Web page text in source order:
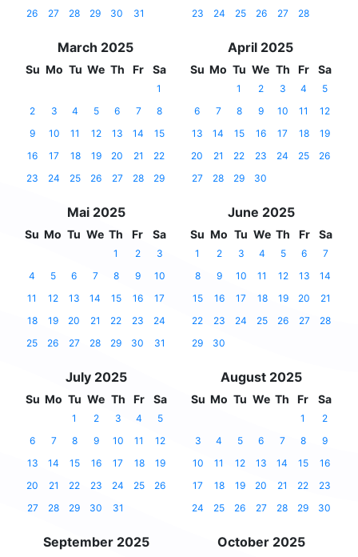
26
27 28 29 30 31
23
24 25 26 27 28
March 2025
Su Mo Tu We Th Fr Sa
1
2
3 4 5 6 7
8
9
10 11 12 13 14
15
16
17 18 19 20 21
22
23
24 25 26 27 28 29
April 2025
Su Mo Tu We Th Fr Sa
1 2 3 4
5
6
7 8 9 10 11
12
13
14 15 16 17 18
19
20
21 22 23 24 25
26
27
28 29 30
Mai 2025
Su Mo Tu We Th Fr Sa
1 2
3
4
5 6 7 8 9
10
11
12 13 14 15 16
17
18
19 20 21 22 23
24
25
26 27 28 29 30 31
June 2025
Su Mo Tu We Th Fr Sa
1 2 3 4 5 6
7
8
9 10 11 12 13
14
15
16 17 18 19 20
21
22
23 24 25 26 27
28
29
30
July 2025
Su Mo Tu We Th Fr Sa
1 2 3 4
5
6
7 8 9 10 11
12
13
14 15 16 17 18
19
20
21 22 23 24 25
26
27
28 29 30 31
August 2025
Su Mo Tu We Th Fr Sa
1
2
3
4 5 6 7 8
9
10
11 12 13 14 15
16
17
18 19 20 21 22
23
24
25 26 27 28 29 30
September 2025 October 2025